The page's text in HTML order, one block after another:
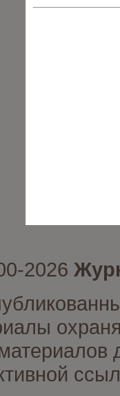
2026